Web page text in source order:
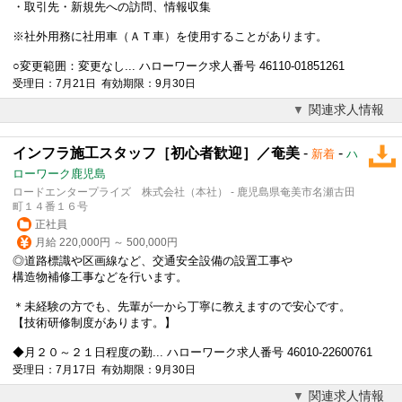
・取引先・新規先への訪問、情報収集
※社外用務に社用車（ＡＴ車）を使用することがあります。
○変更範囲：変更なし... ハローワーク求人番号 46110-01851261
受理日：7月21日 有効期限：9月30日
関連求人情報
インフラ施工スタッフ［初心者歓迎］／奄美 - 新着 - ハ
ローワーク鹿児島
ロードエンタープライズ 株式会社（本社） - 鹿児島県奄美市名瀬古田
町１４番１６号
正社員
月給 220,000円 ～ 500,000円
◎道路標識や区画線など、交通安全設備の設置工事や
構造物補修工事などを行います。
＊未経験の方でも、先輩が一から丁寧に教えますので安心です。
【技術研修制度があります。】
◆月２０～２１日程度の勤... ハローワーク求人番号 46010-22600761
受理日：7月17日 有効期限：9月30日
関連求人情報